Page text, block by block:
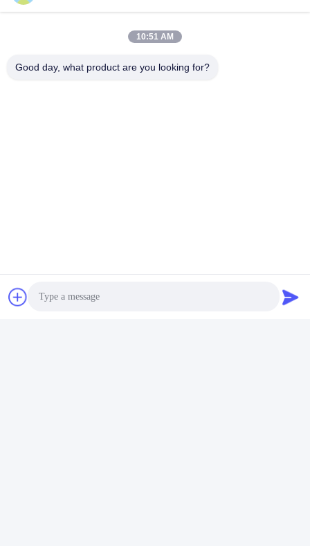
10:51 AM
Good day, what product are you looking for?